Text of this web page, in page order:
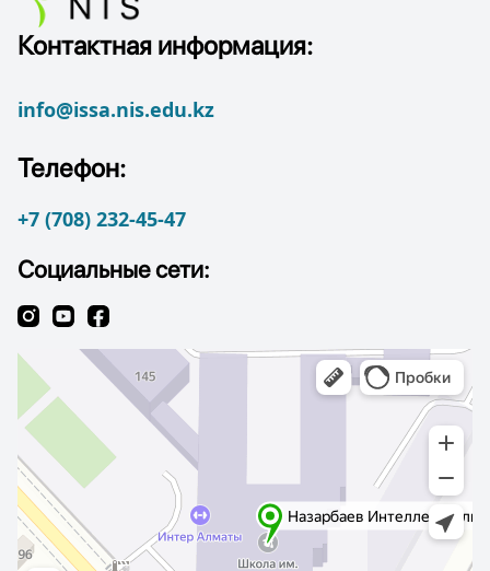
Контактная информация:
info@issa.nis.edu.kz
Телефон:
+7 (708) 232-45-47
Социальные сети: